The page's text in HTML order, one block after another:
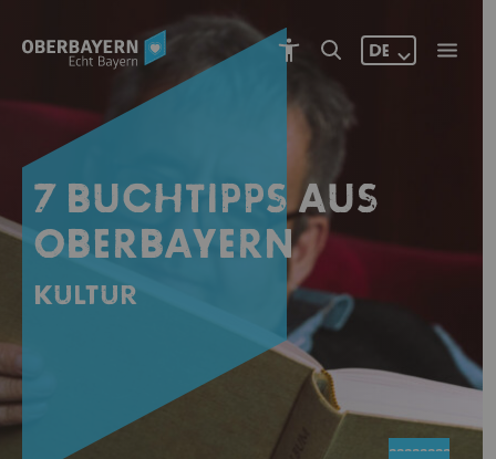
DE
7 BUCHTIPPS AUS
OBERBAYERN
Kultur